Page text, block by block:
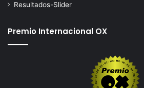
Resultados-Slider
Premio Internacional OX